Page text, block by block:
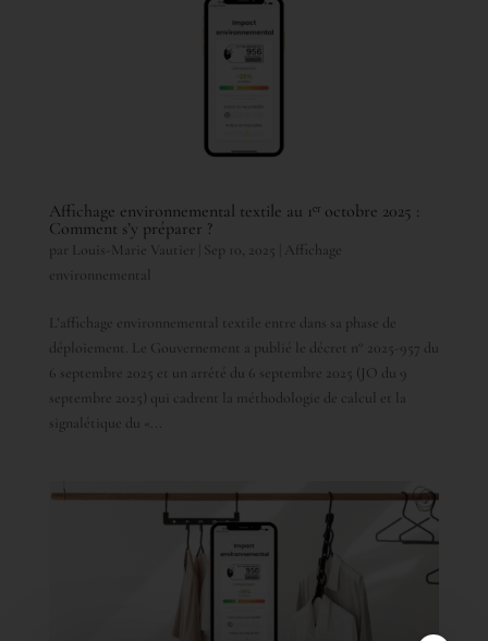
Affichage environnemental textile au 1ᵉʳ octobre 2025 :
Comment s’y préparer ?
par Louis-Marie Vautier Sep 10, 2025 Affichage
environnemental
L’affichage environnemental textile entre dans sa phase de
déploiement. Le Gouvernement a publié le décret n° 2025-957 du
6 septembre 2025 et un arrêté du 6 septembre 2025 (JO du 9
septembre 2025) qui cadrent la méthodologie de calcul et la
signalétique du «...